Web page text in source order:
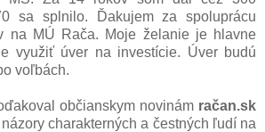
sa splnilo. Ďakujem za spoluprácu
na MÚ Rača. Moje želanie je hlavne
využiť úver na investície. Úver budú
voľbách.
občianskym novinám račan.sk
charakterných a čestných ľudí na